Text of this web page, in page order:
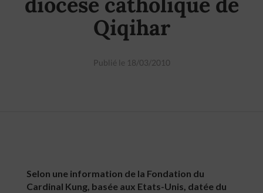
Qiqihar
Publié le 18/03/2010
Selon une information de la Fondation du
Cardinal Kung, basée aux Etats-Unis, datée du